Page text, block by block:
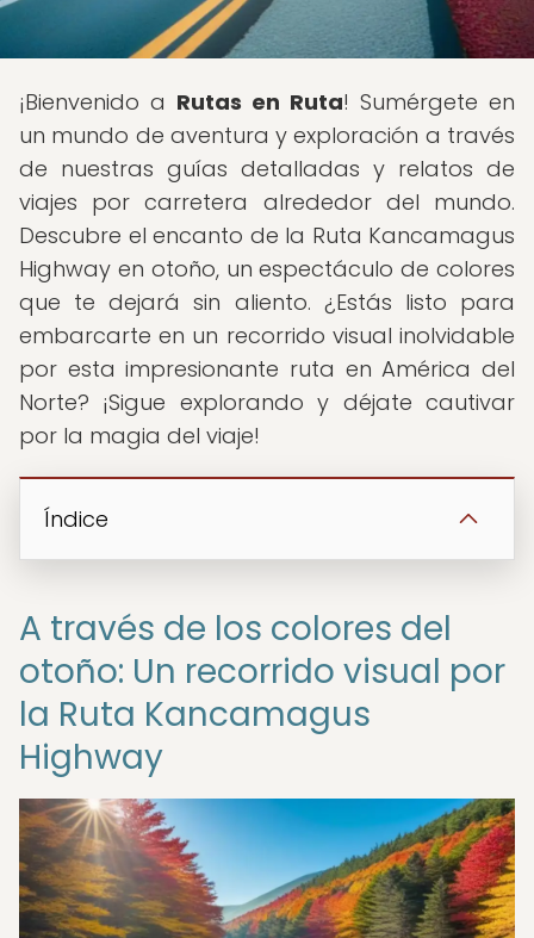
¡Bienvenido a Rutas en Ruta! Sumérgete en
un mundo de aventura y exploración a través
de nuestras guías detalladas y relatos de
viajes por carretera alrededor del mundo.
Descubre el encanto de la Ruta Kancamagus
Highway en otoño, un espectáculo de colores
que te dejará sin aliento. ¿Estás listo para
embarcarte en un recorrido visual inolvidable
por esta impresionante ruta en América del
Norte? ¡Sigue explorando y déjate cautivar
por la magia del viaje!
Índice
A través de los colores del
otoño: Un recorrido visual por
la Ruta Kancamagus
Highway